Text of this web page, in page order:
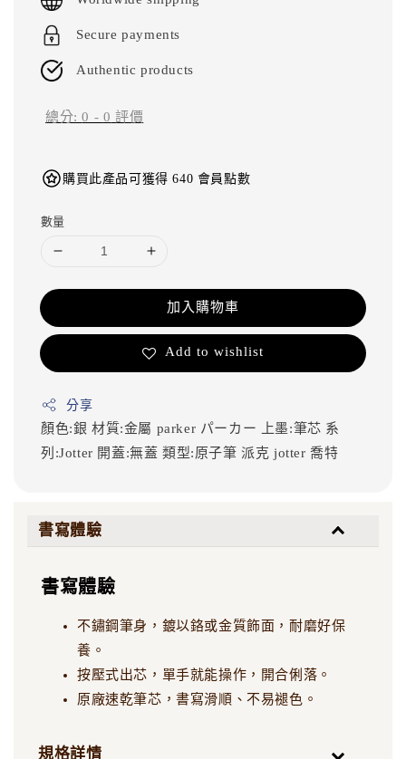
Secure payments
Authentic products
總分:0 - 0 評價
購買此產品可獲得 640 會員點數
數量
加入購物車
Add to wishlist
分享
顏色:銀 材質:金屬 parker パーカー 上墨:筆芯 系
列:Jotter 開蓋:無蓋類型:原子筆 派克jotter喬特
書寫體驗
書寫體驗
不鏽鋼筆身，鍍以鉻或金質飾面，耐磨好保
養。
按壓式出芯，單手就能操作，開合俐落。
原廠速乾筆芯，書寫滑順、不易褪色。
規格詳情